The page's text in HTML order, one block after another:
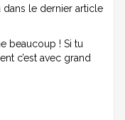
dans le dernier article
beaucoup ! Si tu
c’est avec grand